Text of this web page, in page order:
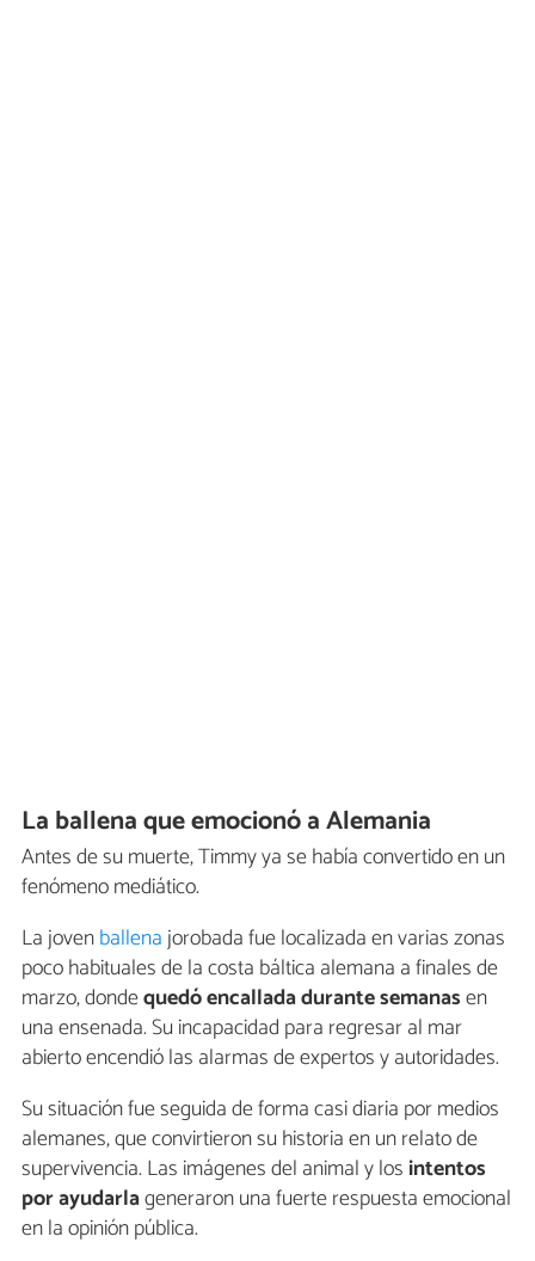
La ballena que emocionó a Alemania
Antes de su muerte, Timmy ya se había convertido en un
fenómeno mediático.
La jovenballenajorobada fue localizada en varias zonas
poco habituales de la costa báltica alemana a finales de
marzo, dondequedó encallada durante semanasen
una ensenada. Su incapacidad para regresar al mar
abierto encendió las alarmas de expertos y autoridades.
Su situación fue seguida de forma casi diaria por medios
alemanes, que convirtieron su historia en un relato de
supervivencia. Las imágenes del animal y los intentos
por ayudarlageneraron una fuerte respuesta emocional
en la opinión pública.